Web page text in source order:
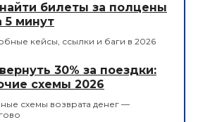
билеты за полцены
5 минут
кейсы, ссылки и баги в 2026
30% за поездки:
схемы 2026
схемы возврата денег —